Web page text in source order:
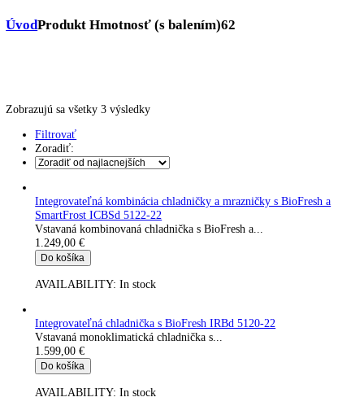
Truhlicové -45 °C
Kavovary pakove
Uncategorized
Úvod
Zobrazujú sa všetky 3 výsledky
Zoradiť:
SmartFrost ICBSd 5122-22